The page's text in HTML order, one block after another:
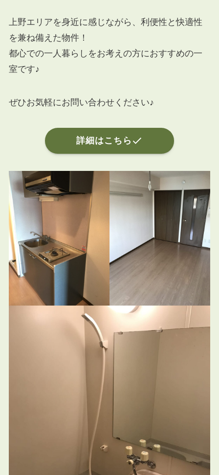
上野エリアを身近に感じながら、利便性と快適性
を兼ね備えた物件！
都心での一人暮らしをお考えの方におすすめの一
室です♪
ぜひお気軽にお問い合わせください♪
詳細はこちら